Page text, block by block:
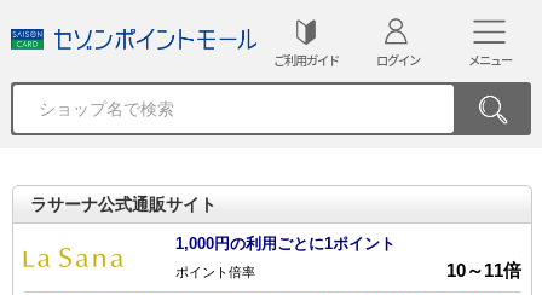
ご利用ガイド ログイン メニュー
ラサーナ公式通販サイト
1,000円の利用ごとに1ポイント
ポイント倍率 10～11倍